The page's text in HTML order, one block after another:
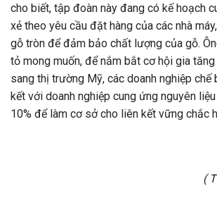
cho biết, tập đoàn này đang có kế hoạch
xẻ theo yêu cầu đặt hàng của các nhà
gỗ tròn để đảm bảo chất lượng của gỗ.
tỏ mong muốn, để nắm bắt cơ hội gia
sang thị trường Mỹ, các doanh nghiệp chế
kết với doanh nghiệp cung ứng nguyên
10% để làm cơ sở cho liên kết vững chắc
(